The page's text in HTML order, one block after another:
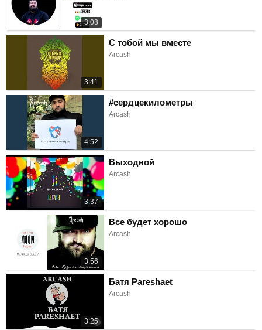
3:08
3:41
С тобой мы вместе
Arcash
4:52
#сердцекилометры
Arcash
3:37
Выходной
Arcash
3:56
Все будет хорошо
Arcash
3:25
Батя Pareshaet
Arcash